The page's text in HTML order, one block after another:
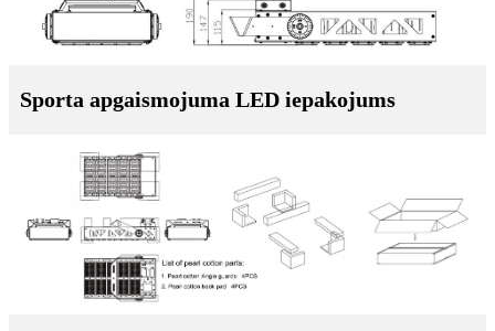
Sporta apgaismojuma LED iepakojums